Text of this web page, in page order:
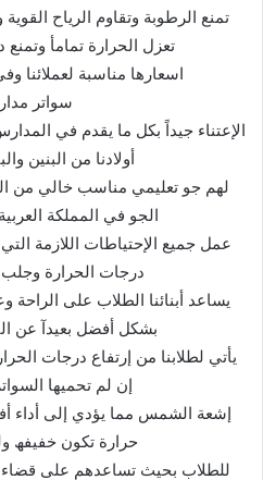
تمنع الرطوبة وتقاوم الریاح
تعزل الحرارة تمامأ
اسعارھا مناسبة لعملائنا
سواتر
الإعتناء جیداً بكل ما یقدم في
أولادنا من البنین
لھم جو تعلیمي مناسب خالي من
الجو في المملكة
عمل جمیع الإحتیاطات اللازمة
درجات الحرارة
یساعد أبنائنا الطلاب على
بشكل أفضل بعیدآ عن
یأتي لطلابنا من إرتفاع درجات
إن لم تحمیھا
إشعة الشمس مما یؤدي إلى أداء
حرارة تكون خفیفھ
للطلاب بحیث تساعدھم على قضاء